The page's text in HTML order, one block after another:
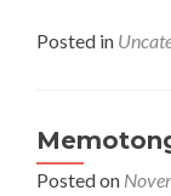
Posted in
Posted on